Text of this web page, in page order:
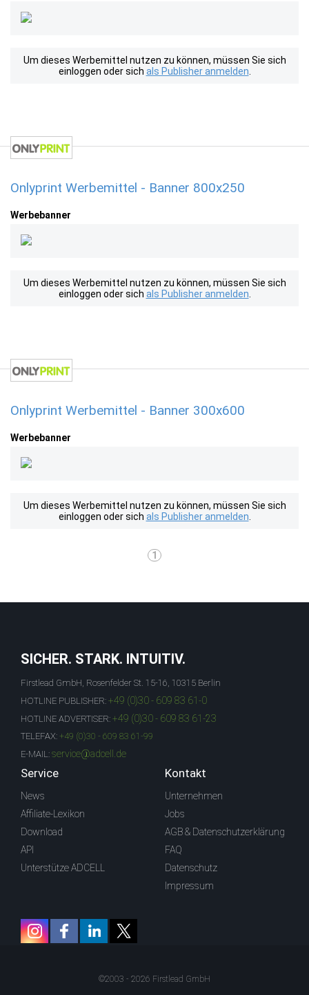
Um dieses Werbemittel nutzen zu können, müssen Sie sich
einloggen oder sich als Publisher anmelden
Onlyprint Werbemittel - Banner 800x250
Werbebanner
Um dieses Werbemittel nutzen zu können, müssen Sie sich
einloggen oder sich als Publisher anmelden
Onlyprint Werbemittel - Banner 300x600
Werbebanner
Um dieses Werbemittel nutzen zu können, müssen Sie sich
einloggen oder sich als Publisher anmelden
1
SICHER. STARK. INTUITIV.
Firstlead GmbH, Rosenfelder St. 15-16, 10315 Berlin
HOTLINE PUBLISHER: +49 (0)30 - 609 83 61-0
HOTLINE ADVERTISER: +49 (0)30 - 609 83 61-23
TELEFAX: +49 (0)30 - 609 83 61-99
E-MAIL: service@adcell.de
Service
News
Affiliate-Lexikon
Download
API
Unterstütze ADCELL
Kontakt
Unternehmen
Jobs
AGB & Datenschutzerklärung
FAQ
Datenschutz
Impressum
©2003 - 2026 Firstlead GmbH